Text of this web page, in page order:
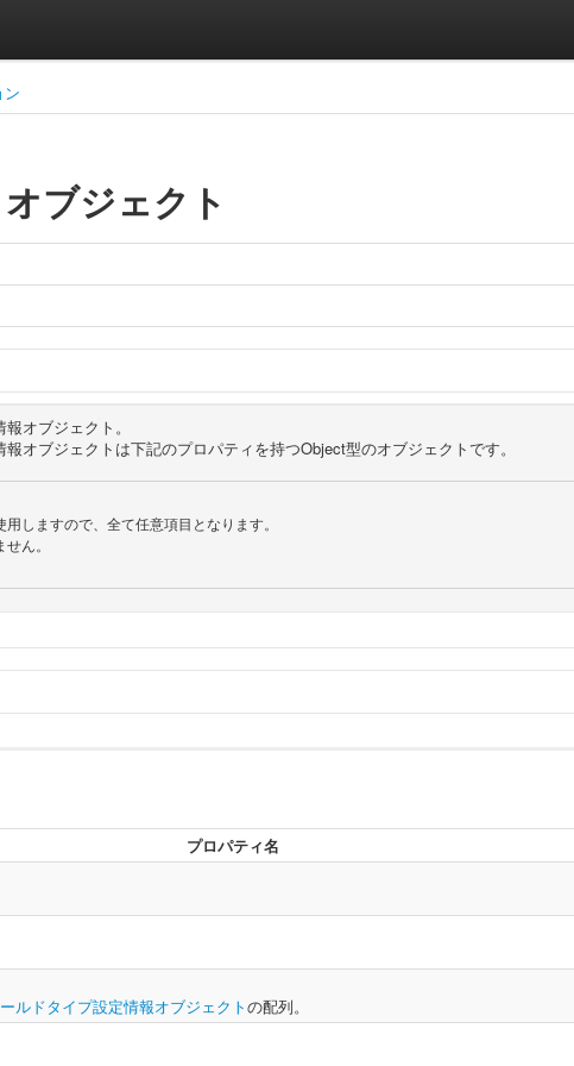
オブジェクト
オブジェクト。
オブジェクトは下記のプロパティを持つObject型のオブジェクトです。
, // 表示名。
印影パラメータ設定のフィールドタイプ設定情報オブジェクト
プロパティ名
ルドタイプ設定情報オブジェクトの配列。